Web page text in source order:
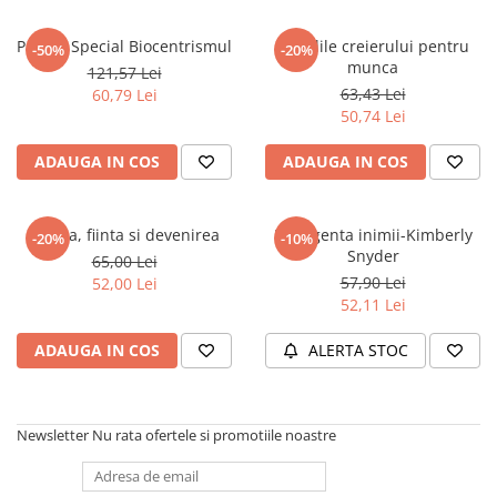
Arta
Caiete si Carnetele scolare
Coperti, Mape, Etichete
Instrumente de scris
Seturi scolare
Calculator
Consumabile & Accesorii
Carti in dar
Literatura Romana
Literatura Universala
-50%
Pachet Special Biocentrismul
121,57 Lei
60,79 Lei
ADAUGA IN COS
-20%
Regulile creierului pentru
munca
63,43 Lei
50,74 Lei
ADAUGA IN COS
-20%
Stiinta, fiinta si devenirea
65,00 Lei
52,00 Lei
ADAUGA IN COS
-10%
Inteligenta inimii-Kimberly
Snyder
57,90 Lei
52,11 Lei
ALERTA STOC
Newsletter Nu rata ofertele si promotiile noastre